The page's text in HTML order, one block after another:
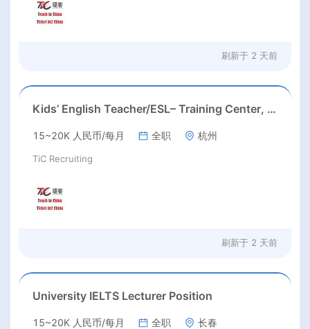
刷新于 2 天前
Kids’ English Teacher/ESL– Training Center, Ages 3-12
15~20K 人民币/每月 全职 杭州
TiC Recruiting
刷新于 2 天前
University IELTS Lecturer Position
15~20K 人民币/每月 全职 长春